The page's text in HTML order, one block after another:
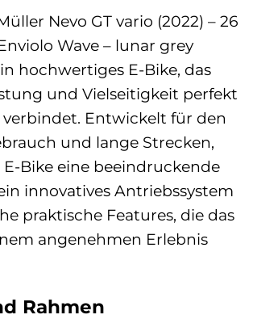
Nevo GT vario (2022) – 26
Wave – lunar grey
hochwertiges E-Bike, das
und Vielseitigkeit perfekt
Entwickelt für den
und lange Strecken,
E-Bike eine beeindruckende
innovatives Antriebssystem
praktische Features, die das
angenehmen Erlebnis
Rahmen